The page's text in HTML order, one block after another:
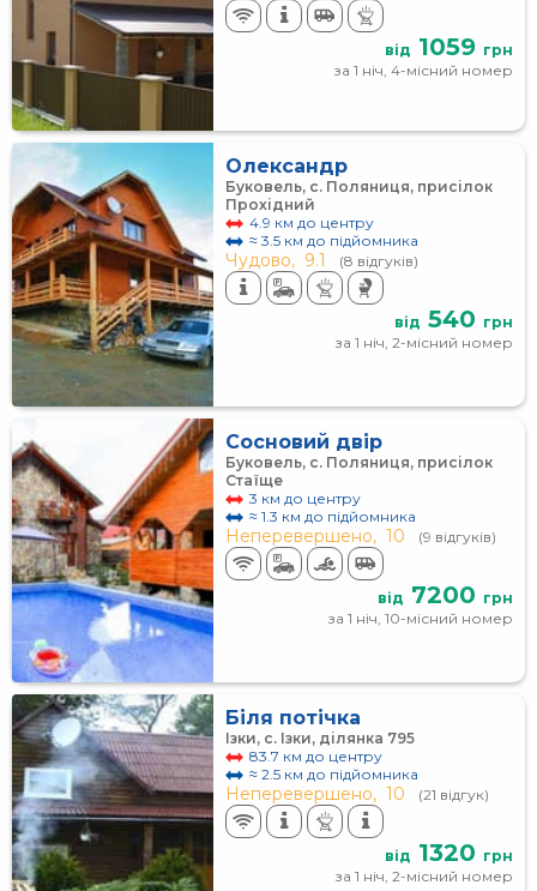
від 1059 грн
за 1 ніч, 4-місний номер
Олександр
Буковель, с. Поляниця, присілок
Прохідний
4.9 км до центру
≈ 3.5 км до підйомника
Чудово, 9.1 (8 відгуків)
від 540 грн
за 1 ніч, 2-місний номер
Сосновий двір
Буковель, с. Поляниця, присілок
Стаїще
3 км до центру
≈ 1.3 км до підйомника
Неперевершено, 10 (9 відгуків)
від 7200 грн
за 1 ніч, 10-місний номер
Біля потічка
Ізки, с. Ізки, ділянка 795
83.7 км до центру
≈ 2.5 км до підйомника
Неперевершено, 10 (21 відгук)
від 1320 грн
за 1 ніч, 2-місний номер